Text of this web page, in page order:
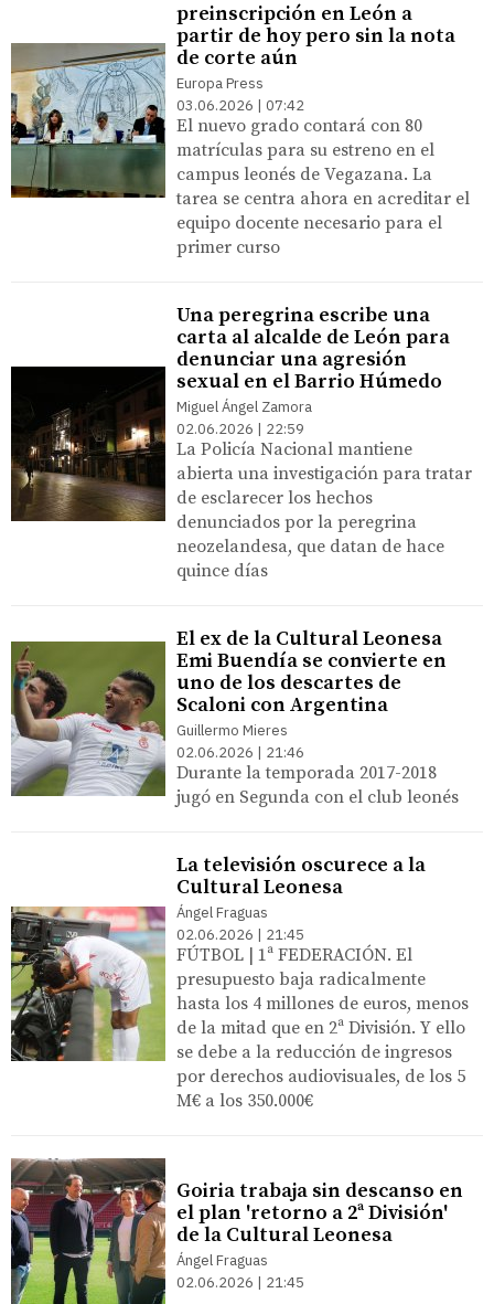
preinscripción en León a
partir de hoy pero sin la nota
de corte aún
Europa Press
03.06.2026 | 07:42
El nuevo grado contará con 80
matrículas para su estreno en el
campus leonés de Vegazana. La
tarea se centra ahora en acreditar el
equipo docente necesario para el
primer curso
Una peregrina escribe una
carta al alcalde de León para
denunciar una agresión
sexual en el Barrio Húmedo
Miguel Ángel Zamora
02.06.2026 | 22:59
La Policía Nacional mantiene
abierta una investigación para tratar
de esclarecer los hechos
denunciados por la peregrina
neozelandesa, que datan de hace
quince días
El ex de la Cultural Leonesa
Emi Buendía se convierte en
uno de los descartes de
Scaloni con Argentina
Guillermo Mieres
02.06.2026 | 21:46
Durante la temporada 2017-2018
jugó en Segunda con el club leonés
La televisión oscurece a la
Cultural Leonesa
Ángel Fraguas
02.06.2026 | 21:45
FÚTBOL | 1ª FEDERACIÓN. El
presupuesto baja radicalmente
hasta los 4 millones de euros, menos
de la mitad que en 2ª División. Y ello
se debe a la reducción de ingresos
por derechos audiovisuales, de los 5
M€ a los 350.000€
Goiria trabaja sin descanso en
el plan 'retorno a 2ª División'
de la Cultural Leonesa
Ángel Fraguas
02.06.2026 | 21:45